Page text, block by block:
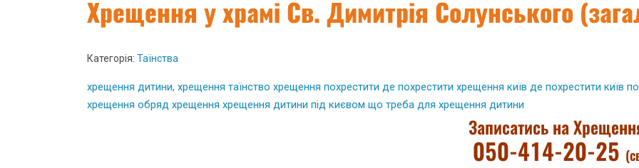
Хрещення у храмі Св. Димитрія Солунського
Категорія: Таїнства
хрещення дитини, хрещення таїнство хрещення похрестити де похрестити хрещення київ де похрестити київ
хрещення обряд хрещення хрещення дитини під києвом що треба для хрещення дитини
Записатись на
050-414-20-25